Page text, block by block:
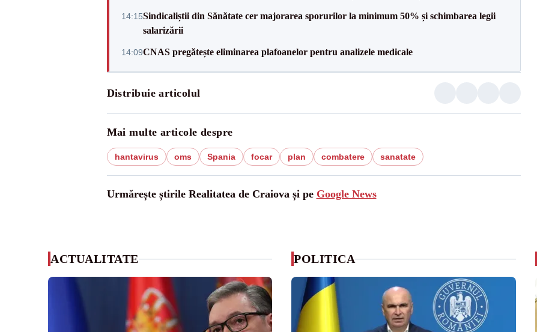
14:15Sindicaliștii din Sănătate cer majorarea sporurilor la minimum 50% și schimbarea legii
salarizării
14:09CNAS pregătește eliminarea plafoanelor pentru analizele medicale
Distribuie articolul
Mai multe articole despre
hantavirus oms Spania focar plan combatere sanatate
Urmărește știrile Realitatea de Craiova și pe Google News
ACTUALITATE POLITICA